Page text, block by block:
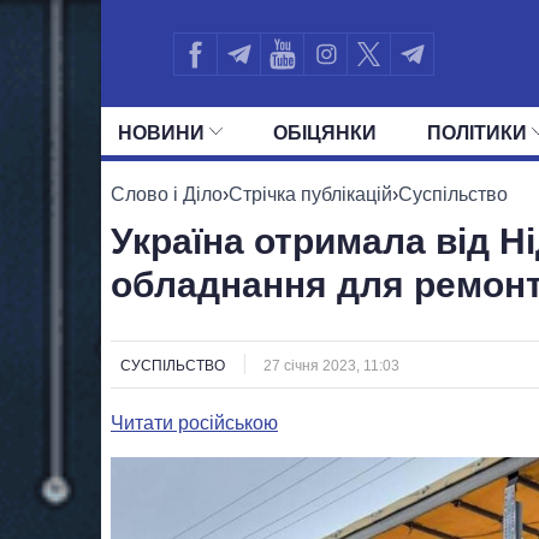
НОВИНИ ОБIЦЯНКИ ПОЛIТИКИ
УСІ ПОЛІТИКИ ПРЕЗИДЕНТ І ОФІС
Слово і Діло›Стрічка публікацій›Суспільство
Україна отримала від
обладнання для
СУСПІЛЬСТВО 27 січня 2023, 11:03
Читати російською